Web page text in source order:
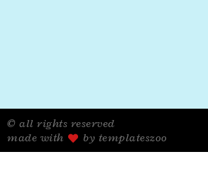
© all rights reserved
made with
by templateszoo